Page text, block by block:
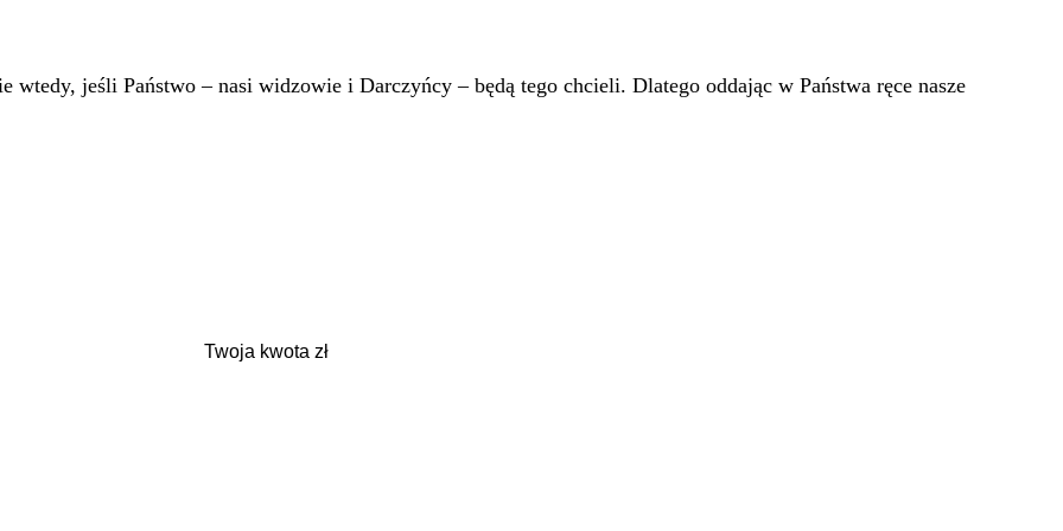
wtedy, jeśli Państwo – nasi widzowie i Darczyńcy – będą tego chcieli. Dlatego oddając w Państwa ręce nasze